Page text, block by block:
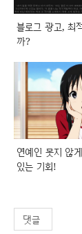
블로그 광고, 최
까?
연예인 못지 않
있는 기회!
댓글